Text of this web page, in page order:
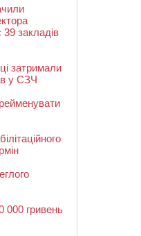
закладів
затримали
у СЗЧ
000 гривень